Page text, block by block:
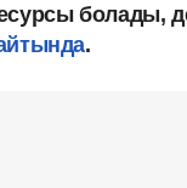
болады,
.